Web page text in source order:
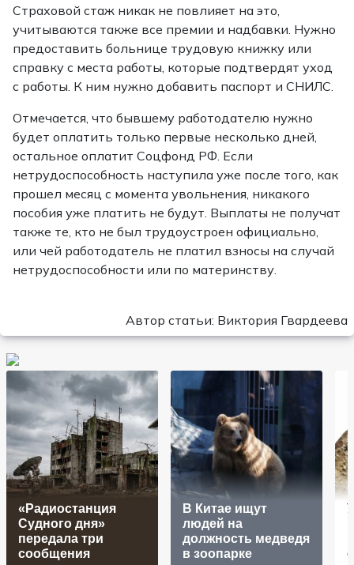
Страховой стаж никак не повлияет на это,
учитываются также все премии и надбавки. Нужно
предоставить больнице трудовую книжку или
справку с места работы, которые подтвердят уход
с работы. К ним нужно добавить паспорт и СНИЛС.
Отмечается, что бывшему работодателю нужно
будет оплатить только первые несколько дней,
остальное оплатит Соцфонд РФ. Если
нетрудоспособность наступила уже после того, как
прошел месяц с момента увольнения, никакого
пособия уже платить не будут. Выплаты не получат
также те, кто не был трудоустроен официально,
или чей работодатель не платил взносы на случай
нетрудоспособности или по материнству.
Автор статьи: Виктория Гвардеева
«Радиостанция
Судного дня»
передала три
сообщения
В Китае ищут
людей на
должность медведя
в зоопарке